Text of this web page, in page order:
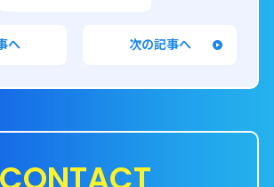
へ 次の記事へ